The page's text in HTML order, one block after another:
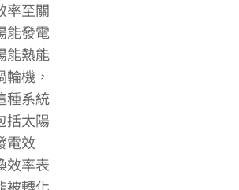
率至關
能發電
能熱能
機，
種系統
括太陽
電效
效率表